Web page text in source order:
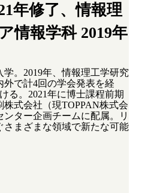
年修了、情報理
情報学科 2019年
学。2019年、情報理工学研究
で計4回の学会発表を経
る。2021年に博士課程前期
式会社（現TOPPAN株式会
ター企画チームに配属。リ
さまざまな領域で新たな可能